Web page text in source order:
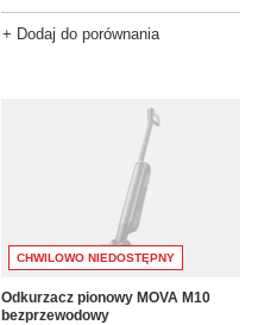
+ Dodaj do porównania
CHWILOWO NIEDOSTĘPNY
Odkurzacz pionowy MOVA M10
bezprzewodowy